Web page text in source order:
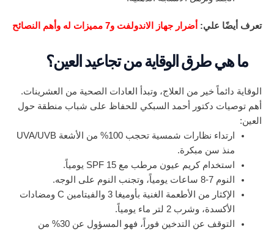
تعرف أيضًا علي: أضرار جهاز الاندولفت و7 مميزات له وأهم النصائح
ما هي طرق الوقاية من تجاعيد العين؟
الوقاية دائماً خير من العلاج، وتبدأ العادات الصحية من العشرينات.
أهم توصيات دكتور أحمد السبكي للحفاظ على شباب منطقة حول
العين:
ارتداء نظارات شمسية تحجب 100% من الأشعة UVA/UVB
منذ سن مبكرة.
استخدام كريم عيون مرطب مع SPF 15 يومياً.
النوم 7-8 ساعات يومياً، وتجنب النوم على الوجه.
الإكثار من الأطعمة الغنية بأوميغا 3 والفيتامين C ومضادات
الأكسدة، وشرب 2 لتر ماء يومياً.
التوقف عن التدخين فوراً، فهو المسؤول عن 30% من